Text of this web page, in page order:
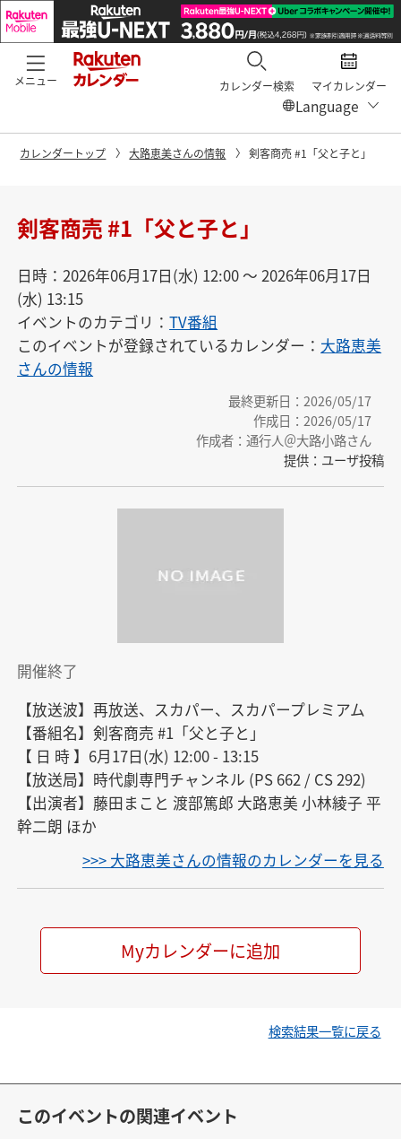
メニュー カレンダー検索 マイカレンダー
カレンダートップ 大路恵美さんの情報 剣客商売 #1「父と子と」
剣客商売 #1「父と子と」
日時：2026年06月17日(水) 12:00 〜 2026年06月17日
(水) 13:15
イベントのカテゴリ：TV番組
このイベントが登録されているカレンダー： 大路恵美
さんの情報
最終更新日：2026/05/17
作成日：2026/05/17
作成者：通行人＠大路小路さん
提供：ユーザ投稿
開催終了
【放送波】再放送、スカパー、スカパープレミアム
【番組名】剣客商売 #1「父と子と」
【 日 時 】6月17日(水) 12:00 - 13:15
【放送局】時代劇専門チャンネル (PS 662 / CS 292)
【出演者】藤田まこと 渡部篤郎 大路恵美 小林綾子 平
幹二朗 ほか
>>> 大路恵美さんの情報のカレンダーを見る
Myカレンダーに追加
検索結果一覧に戻る
このイベントの関連イベント